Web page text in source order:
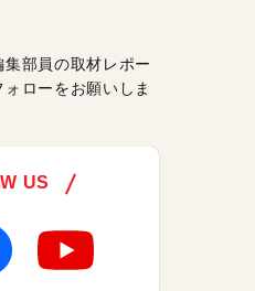
部員の取材レポー
ローをお願いしま
US